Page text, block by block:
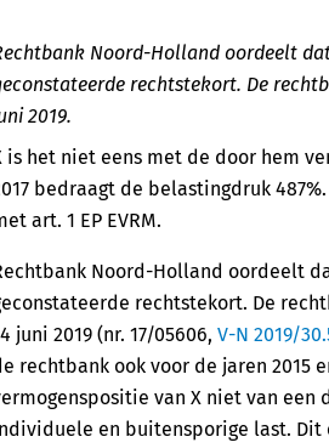
Noord-Holland oordeelt
rechtstekort. De
2019.
is het niet eens met de door hem
bedraagt de belastingdruk
art. 1 EP EVRM.
Noord-Holland oordeelt
rechtstekort. De
juni 2019 (nr. 17/05606, V-N 2019/
rechtbank ook voor de jaren 2015
van X niet van
en buitensporige last. Dit